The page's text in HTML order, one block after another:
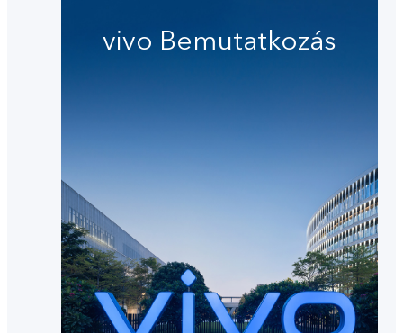
vivo Bemutatkozás